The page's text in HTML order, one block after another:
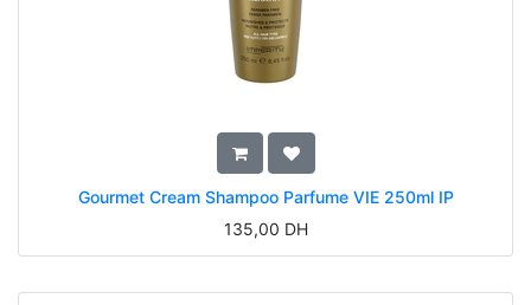
Gourmet Cream Shampoo Parfume VIE 250ml IP
135,00 DH